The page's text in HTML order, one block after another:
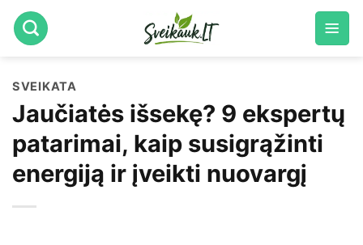
Skip
to
SVEIKATA
Jaučiatės išsekę? 9 ekspertų
patarimai, kaip susigrąžinti
energiją ir įveikti nuovargį